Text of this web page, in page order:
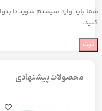
شما باید وارد سیستم شوید تا
کنید.
محصولات پیشنهادی